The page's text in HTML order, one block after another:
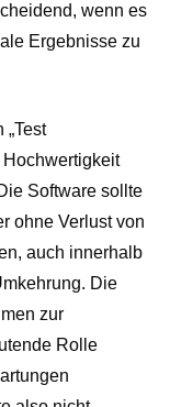
wenn es
Ergebnisse zu
Hochwertigkeit
Software sollte
ohne Verlust von
auch innerhalb
Die
zur
Rolle